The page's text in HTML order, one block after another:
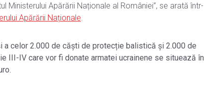
Ministerului Apărării Naționale al României”, se arată într-
Apărării Naționale
a celor 2.000 de căști de protecție balistică și 2.000 de
III-IV care vor fi donate armatei ucrainene se situează în